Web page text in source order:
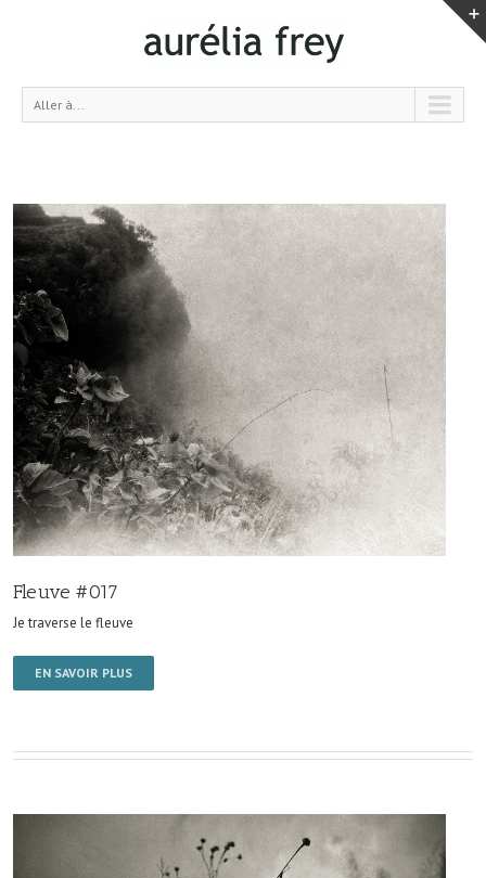
Aller à...
Fleuve #017
Je traverse le fleuve
EN SAVOIR PLUS